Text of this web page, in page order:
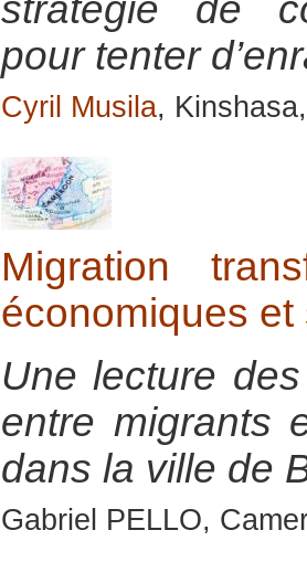
stratégie de
pour tenter
Cyril Musila,
Migration
économiques et
Une lecture
entre migrants
dans la ville de
Gabriel PELLO,